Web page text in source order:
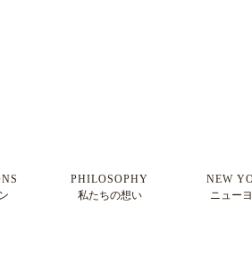
PHILOSOPHY
私たちの想い
NEW
ニュー